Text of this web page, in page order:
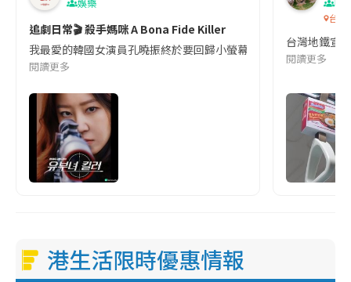
娛樂
追劇日常🎬 殺手媽咪 A Bona Fide Killer
我最愛的韓國女演員孔曉振終於要回歸小螢幕啦!這次的劇本改編
閱讀更多
吹
台灣
台灣地鐵宣
閱讀更多
港生活限時優惠情報